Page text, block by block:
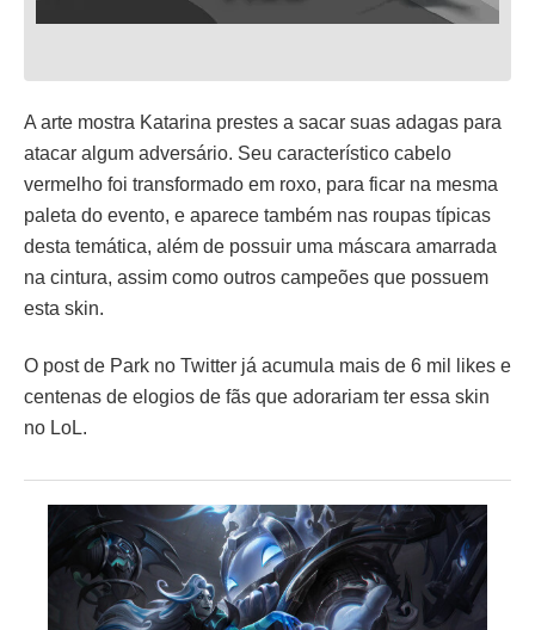
A arte mostra Katarina prestes a sacar suas adagas para
atacar algum adversário. Seu característico cabelo
vermelho foi transformado em roxo, para ficar na mesma
paleta do evento, e aparece também nas roupas típicas
desta temática, além de possuir uma máscara amarrada
na cintura, assim como outros campeões que possuem
esta skin.
O post de Park no Twitter já acumula mais de 6 mil likes e
centenas de elogios de fãs que adorariam ter essa skin
no LoL.